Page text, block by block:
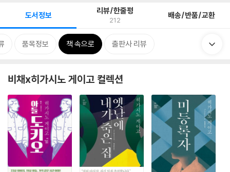
도서정보 리뷰/한줄평
212 배송/반품/교환
품목정보 책 속으로 출판사 리뷰
비채x히가시노 게이고 컬렉션